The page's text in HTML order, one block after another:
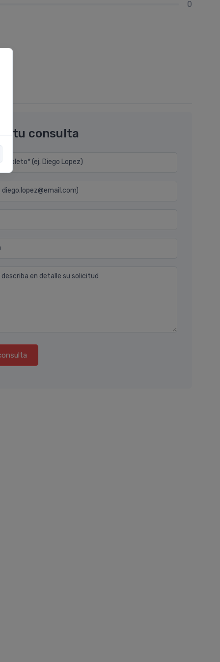
0
tu consulta
(ej. Diego Lopez)
diego.lopez@email.com)
en detalle su solicitud